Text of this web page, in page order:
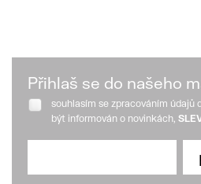
Přihlaš se do našeho
souhlasím se zpracováním údajů
být informován o novinkách,